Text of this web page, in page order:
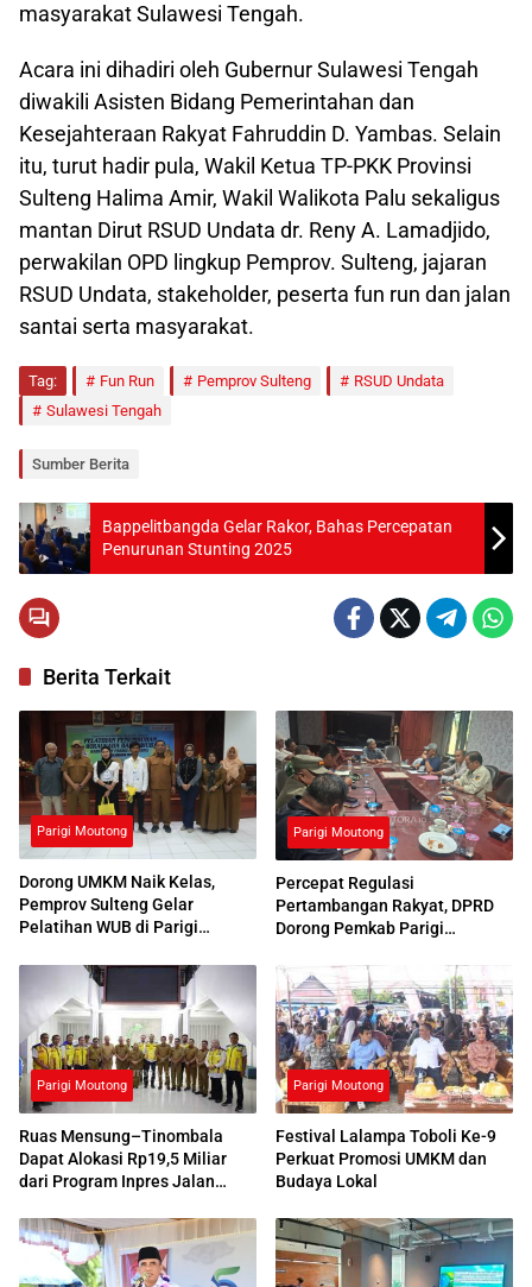
masyarakat Sulawesi Tengah.
Acara ini dihadiri oleh Gubernur Sulawesi Tengah
diwakili Asisten Bidang Pemerintahan dan
Kesejahteraan Rakyat Fahruddin D. Yambas. Selain
itu, turut hadir pula, Wakil Ketua TP-PKK Provinsi
Sulteng Halima Amir, Wakil Walikota Palu sekaligus
mantan Dirut RSUD Undata dr. Reny A. Lamadjido,
perwakilan OPD lingkup Pemprov. Sulteng, jajaran
RSUD Undata, stakeholder, peserta fun run dan jalan
santai serta masyarakat.
Tag: Fun Run Pemprov Sulteng
RSUD Undata
Sulawesi Tengah
Sumber Berita
Bappelitbangda Gelar Rakor, Bahas Percepatan
Penurunan Stunting 2025
Berita Terkait
Parigi Moutong
Dorong UMKM Naik Kelas,
Pemprov Sulteng Gelar
Pelatihan WUB di Parigi
Parigi Moutong
Percepat Regulasi
Pertambangan Rakyat, DPRD
Dorong Pemkab Parigi
IPERA
Parigi Moutong
Ruas Mensung–Tinombala
Dapat Alokasi Rp19,5 Miliar
dari Program Inpres Jalan
Parigi Moutong
Festival Lalampa Toboli Ke-9
Perkuat Promosi UMKM dan
Budaya Lokal